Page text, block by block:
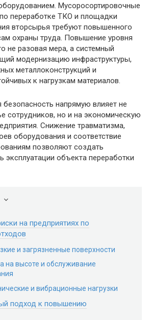
Мусоросортировочные
переработке ТКО и площадки
вторсырья требуют повышенного
охраны труда. Повышение уровня
не разовая мера, а системный
модернизацию инфраструктуры,
металлоконструкций и
к нагрузкам материалов.
безопасность напрямую влияет не
сотрудников, но и на экономическую
Снижение травматизма,
оборудования и соответствие
позволяют создать
эксплуатации объекта переработки
на предприятиях по
и загрязненные поверхности
на высоте и обслуживание
и вибрационные нагрузки
подход к повышению